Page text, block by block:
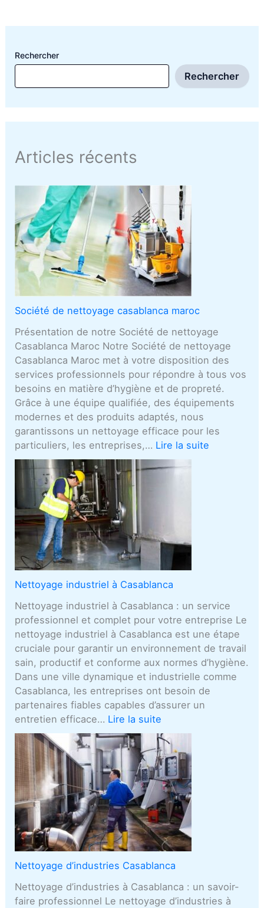
Rechercher
Rechercher
Articles récents
Société de nettoyage casablanca maroc
Présentation de notre Société de nettoyage
Casablanca Maroc Notre Société de nettoyage
Casablanca Maroc met à votre disposition des
services professionnels pour répondre à tous vos
besoins en matière d’hygiène et de propreté.
Grâce à une équipe qualifiée, des équipements
modernes et des produits adaptés, nous
garantissons un nettoyage efficace pour les
particuliers, les entreprises,… Lire la suite
Nettoyage industriel à Casablanca
Nettoyage industriel à Casablanca : un service
professionnel et complet pour votre entreprise Le
nettoyage industriel à Casablanca est une étape
cruciale pour garantir un environnement de travail
sain, productif et conforme aux normes d’hygiène.
Dans une ville dynamique et industrielle comme
Casablanca, les entreprises ont besoin de
partenaires fiables capables d’assurer un
entretien efficace… Lire la suite
Nettoyage d’industries Casablanca
Nettoyage d’industries à Casablanca : un savoir-
faire professionnel Le nettoyage d’industries à